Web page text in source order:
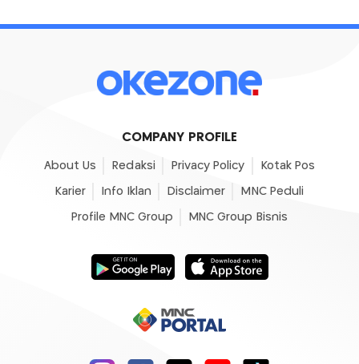
COMPANY PROFILE
About Us Redaksi Privacy Policy Kotak Pos
Karier Info Iklan Disclaimer MNC Peduli
Profile MNC Group MNC Group Bisnis